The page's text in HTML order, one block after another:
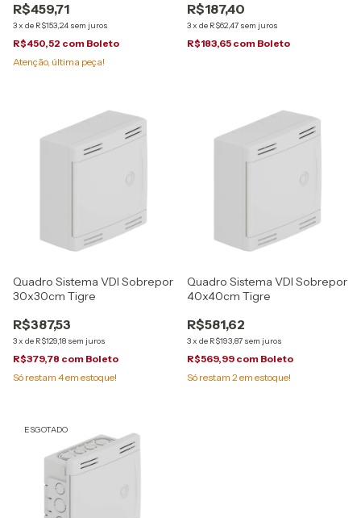
R$459,71
3x de R$153,24 sem juros
R$450,52 com Boleto
Atenção, última peça!
R$187,40
3x de R$62,47 sem juros
R$183,65 com Boleto
Quadro Sistema VDI Sobrepor
30x30cm Tigre
R$387,53
3x de R$129,18 sem juros
R$379,78 com Boleto
Só restam 4em estoque!
Quadro Sistema VDI Sobrepor
40x40cm Tigre
R$581,62
3x de R$193,87 sem juros
R$569,99 com Boleto
Só restam 2em estoque!
ESGOTADO